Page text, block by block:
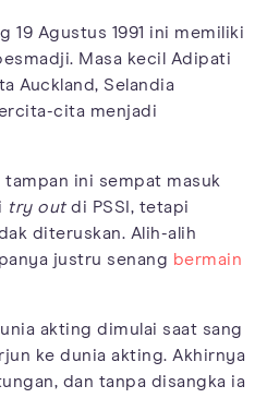
19 Agustus 1991 ini memiliki
Masa kecil Adipati
Auckland, Selandia
cita menjadi
ini sempat masuk
try outdi PSSI, tetapi
diteruskan. Alih-alih
justru senang bermain
akting dimulai saat sang
ke dunia akting. Akhirnya
dan tanpa disangka ia